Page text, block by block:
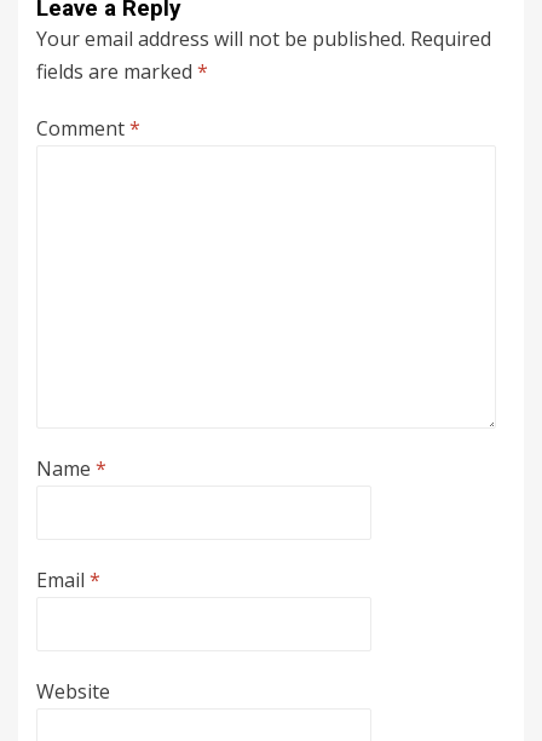
Leave a Reply
Your email address will not be published. Required
fields are marked *
Comment*
Name *
Email *
Website